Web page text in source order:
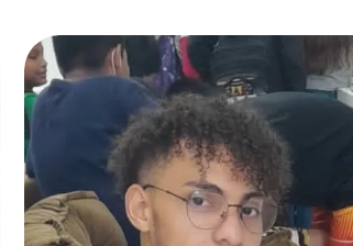
humanização quanto de exatas. tenho boa
didáti